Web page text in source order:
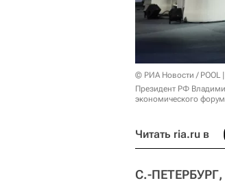
© РИА Новости / POOL
Президент РФ
экономического
Читать ria.ru в
С.-